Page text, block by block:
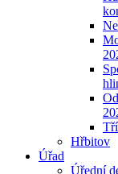
Hřbitov
Úřad
Úřední